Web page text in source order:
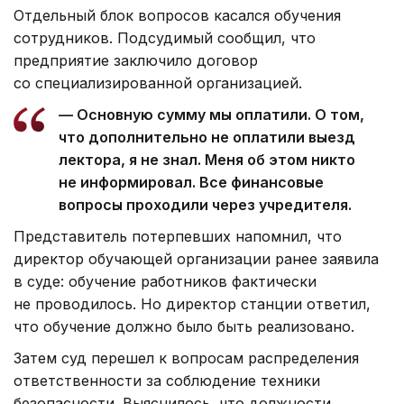
Отдельный блок вопросов касался обучения
сотрудников. Подсудимый сообщил, что
предприятие заключило договор
со специализированной организацией.
— Основную сумму мы оплатили. О том,
что дополнительно не оплатили выезд
лектора, я не знал. Меня об этом никто
не информировал. Все финансовые
вопросы проходили через учредителя.
Представитель потерпевших напомнил, что
директор обучающей организации ранее заявила
в суде: обучение работников фактически
не проводилось. Но директор станции ответил,
что обучение должно было быть реализовано.
Затем суд перешел к вопросам распределения
ответственности за соблюдение техники